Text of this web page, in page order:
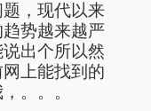
，现代以来
势越来越严
出个所以然
上能找到的
。。。